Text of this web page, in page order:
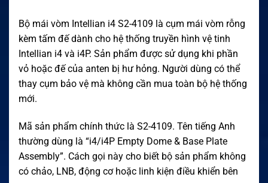
Bộ mái vòm Intellian i4 S2-4109 là cụm mái vòm rỗng
kèm tấm đế dành cho hệ thống truyền hình vệ tinh
Intellian i4 và i4P. Sản phẩm được sử dụng khi phần
vỏ hoặc đế của anten bị hư hỏng. Người dùng có thể
thay cụm bảo vệ mà không cần mua toàn bộ hệ thống
mới.
Mã sản phẩm chính thức là S2-4109. Tên tiếng Anh
thường dùng là “i4/i4P Empty Dome & Base Plate
Assembly”. Cách gọi này cho biết bộ sản phẩm không
có chảo, LNB, động cơ hoặc linh kiện điều khiển bên